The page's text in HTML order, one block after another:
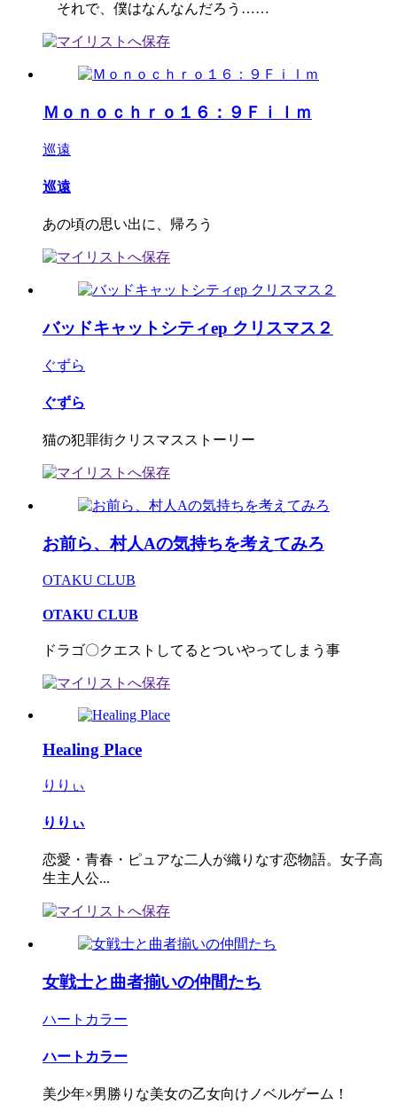
それで、僕はなんなんだろう……
Ｍｏｎｏｃｈｒｏ１６：９Ｆｉｌｍ
巡遠
巡遠
あの頃の思い出に、帰ろう
バッドキャットシティep クリスマス２
ぐずら
ぐずら
猫の犯罪街クリスマスストーリー
お前ら、村人Aの気持ちを考えてみろ
OTAKU CLUB
OTAKU CLUB
ドラゴ〇クエストしてるとついやってしまう事
Healing Place
りりぃ
りりぃ
恋愛・青春・ピュアな二人が織りなす恋物語。女子高
生主人公...
女戦士と曲者揃いの仲間たち
ハートカラー
ハートカラー
美少年×男勝りな美女の乙女向けノベルゲーム！